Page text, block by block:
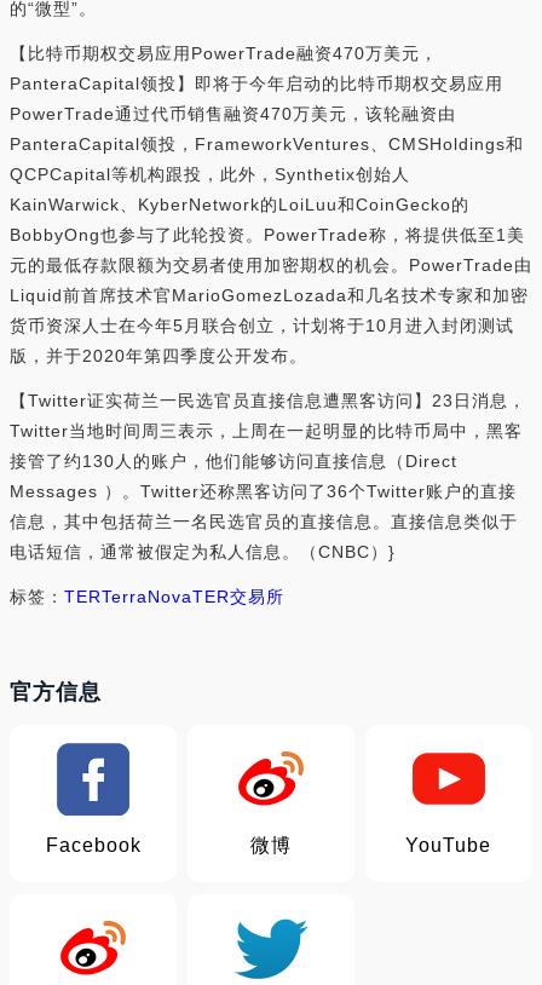
的“微型”。
【比特币期权交易应用PowerTrade融资470万美元，
PanteraCapital领投】即将于今年启动的比特币期权交易应用
PowerTrade通过代币销售融资470万美元，该轮融资由
PanteraCapital领投，FrameworkVentures、CMSHoldings和
QCPCapital等机构跟投，此外，Synthetix创始人
KainWarwick、KyberNetwork的LoiLuu和CoinGecko的
BobbyOng也参与了此轮投资。PowerTrade称，将提供低至1美
元的最低存款限额为交易者使用加密期权的机会。PowerTrade由
Liquid前首席技术官MarioGomezLozada和几名技术专家和加密
货币资深人士在今年5月联合创立，计划将于10月进入封闭测试
版，并于2020年第四季度公开发布。
【Twitter证实荷兰一民选官员直接信息遭黑客访问】23日消息，
Twitter当地时间周三表示，上周在一起明显的比特币局中，黑客
接管了约130人的账户，他们能够访问直接信息（Direct
Messages ）。Twitter还称黑客访问了36个Twitter账户的直接
信息，其中包括荷兰一名民选官员的直接信息。直接信息类似于
电话短信，通常被假定为私人信息。（CNBC）}
标签： TERTerraNovaTER交易所
官方信息
Facebook 微博 YouTube